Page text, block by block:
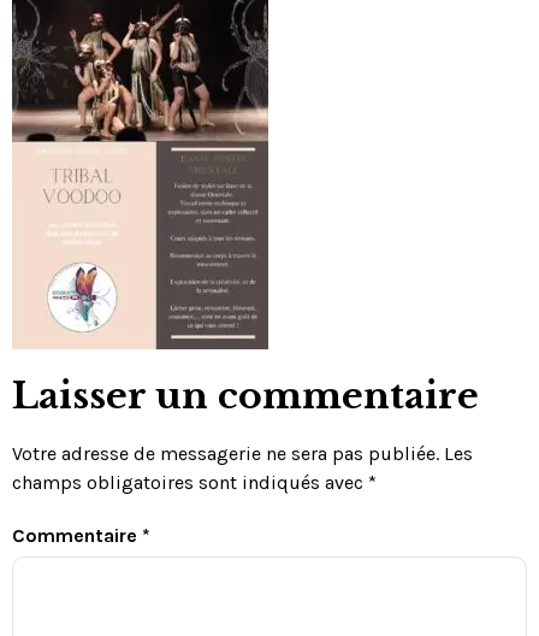
Laisser un commentaire
Votre adresse de messagerie ne sera pas publiée. Les
champs obligatoires sont indiqués avec *
Commentaire *